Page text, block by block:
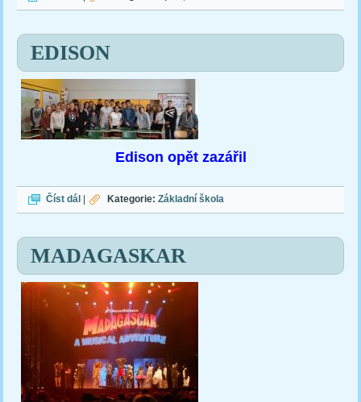
EDISON
Edison opět zazářil
Číst dál EDISON
| Kategorie:Základní škola
MADAGASKAR